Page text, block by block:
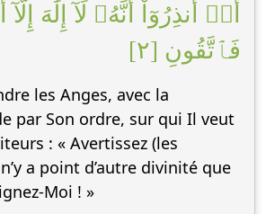
أَنۡ أَنذِرُوٓاْ أَنَّهُۥ لَآ إِلَٰهَ
فَٱتَّقُونِ [٢]
les Anges, avec la
par Son ordre, sur qui Il veut
: « Avertissez (les
a point d’autre divinité que
Moi ! »